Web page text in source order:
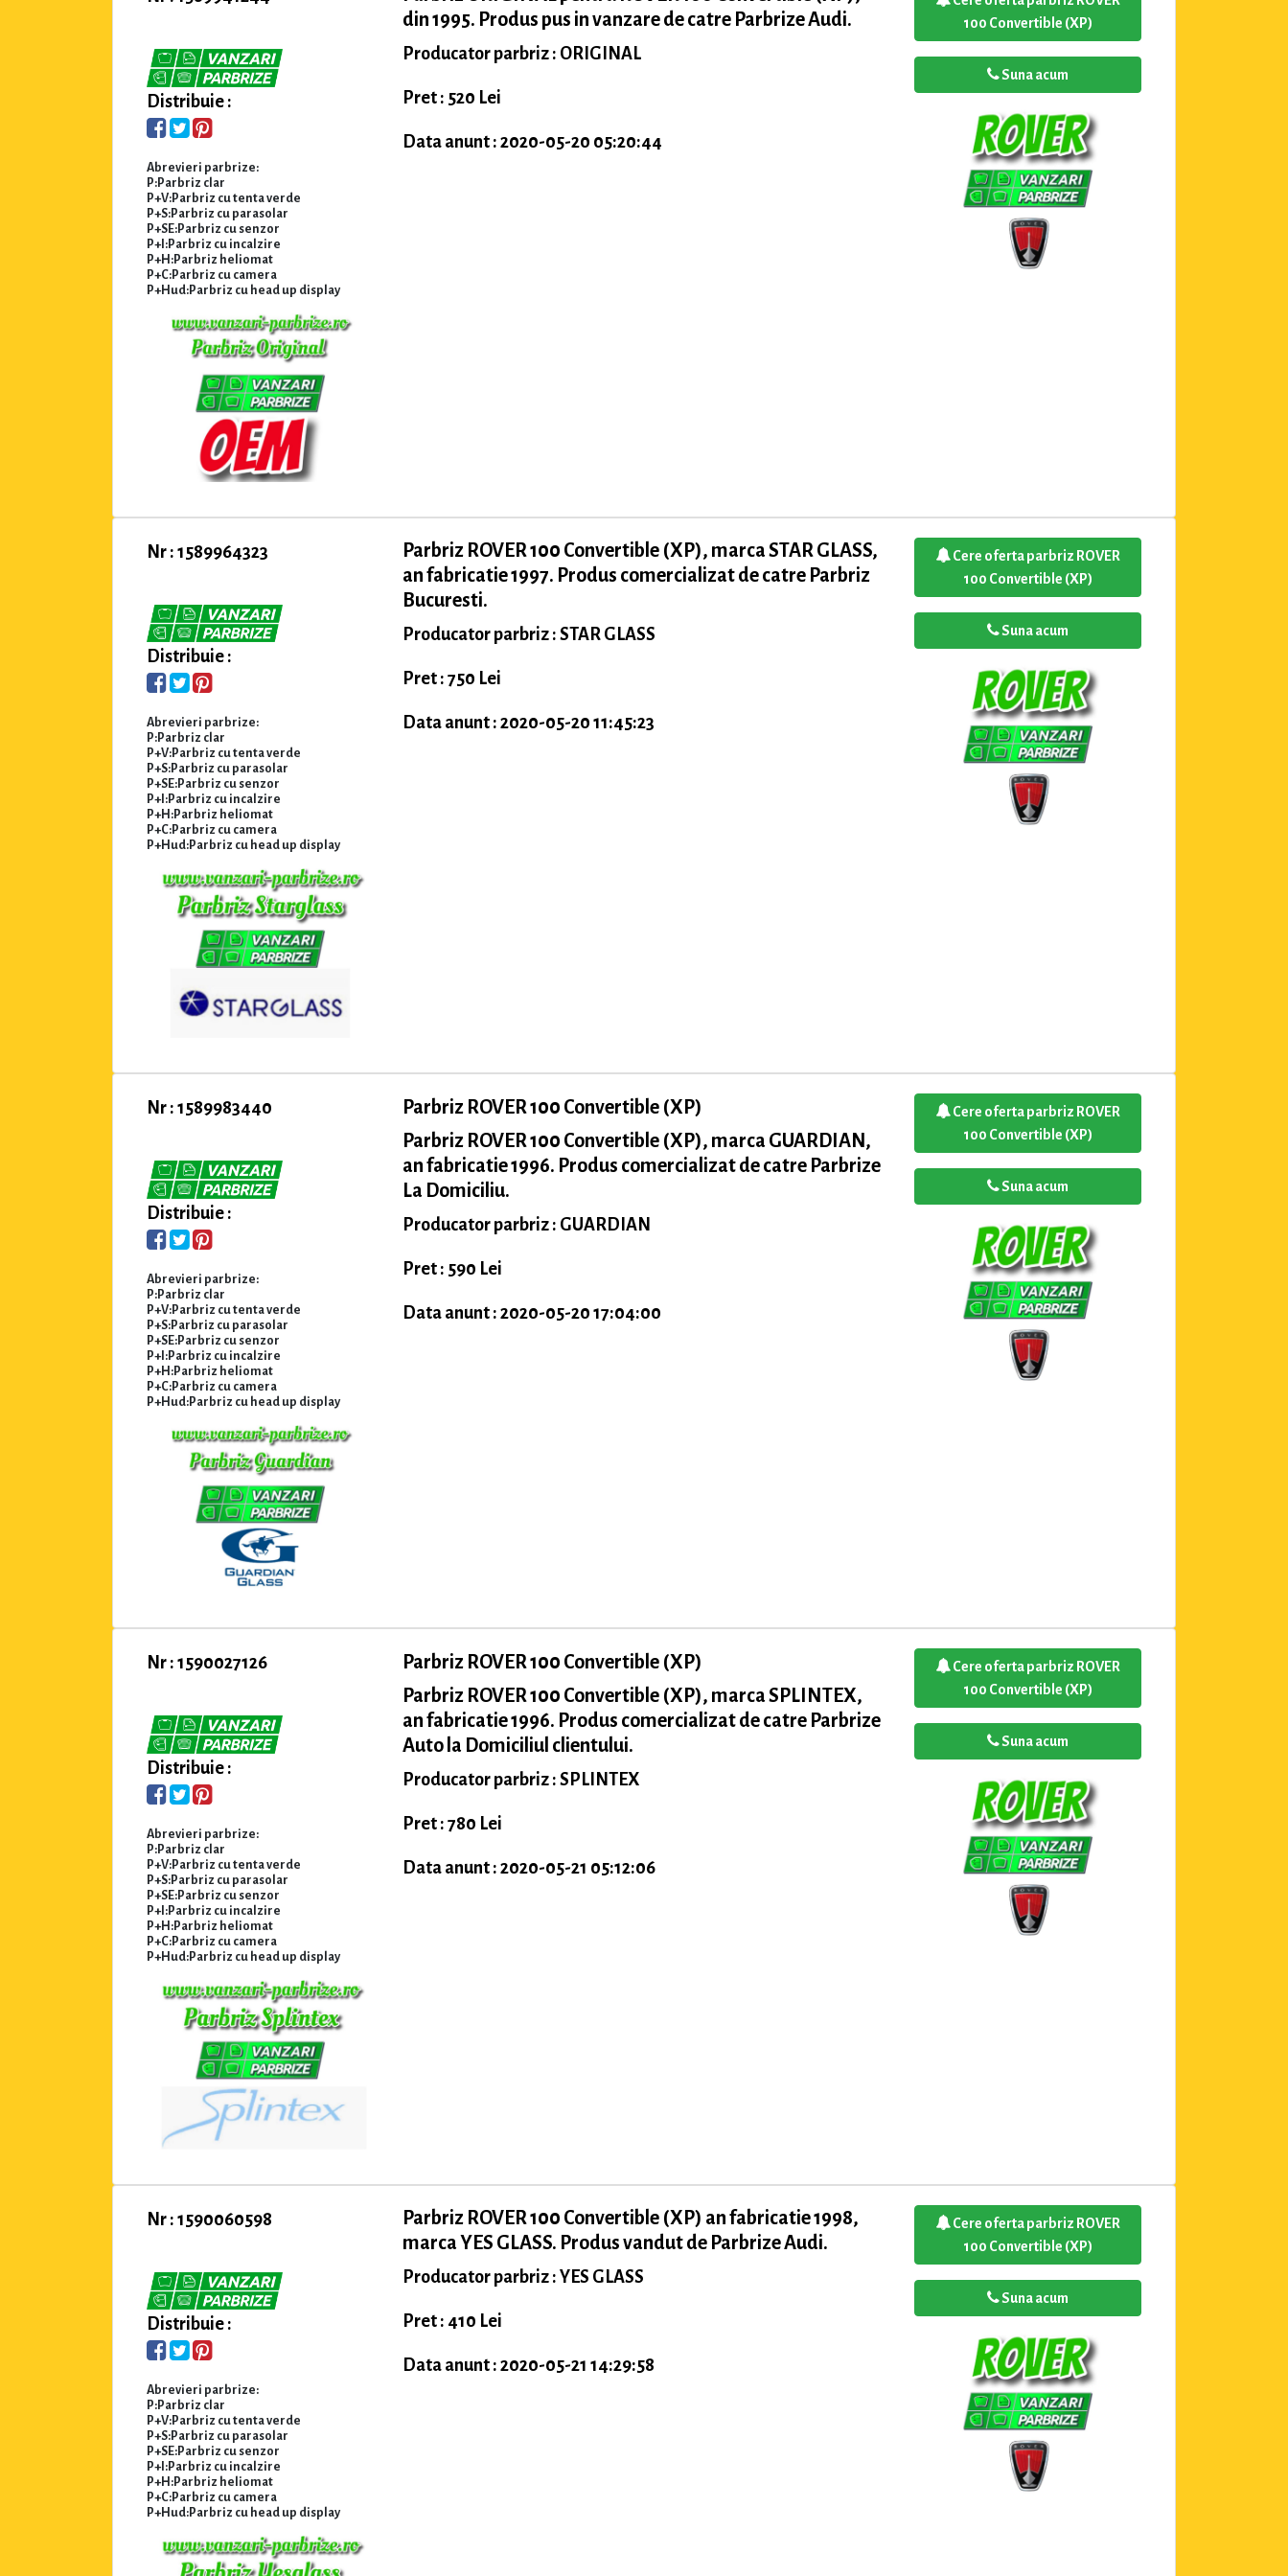
Distribuie :
Abrevieri parbrize:
P:Parbriz clar
P+V:Parbriz cu tenta verde
P+S:Parbriz cu parasolar
P+SE:Parbriz cu senzor
P+I:Parbriz cu incalzire
P+H:Parbriz heliomat
P+C:Parbriz cu camera
P+Hud:Parbriz cu head up display
din 1995. Produs pus in vanzare de catre Parbrize Audi.
Producator parbriz : ORIGINAL
Pret : 520 Lei
Data anunt : 2020-05-20 05:20:44
100 Convertible (XP)
Suna acum
Nr : 1589964323
Distribuie :
Abrevieri parbrize:
P:Parbriz clar
P+V:Parbriz cu tenta verde
P+S:Parbriz cu parasolar
P+SE:Parbriz cu senzor
P+I:Parbriz cu incalzire
P+H:Parbriz heliomat
P+C:Parbriz cu camera
P+Hud:Parbriz cu head up display
Parbriz ROVER 100 Convertible (XP), marca STAR GLASS,
an fabricatie 1997. Produs comercializat de catre Parbriz
Bucuresti.
Producator parbriz : STAR GLASS
Pret : 750 Lei
Data anunt : 2020-05-20 11:45:23
Cere oferta parbriz ROVER
100 Convertible (XP)
Suna acum
Nr : 1589983440
Distribuie :
Abrevieri parbrize:
P:Parbriz clar
P+V:Parbriz cu tenta verde
P+S:Parbriz cu parasolar
P+SE:Parbriz cu senzor
P+I:Parbriz cu incalzire
P+H:Parbriz heliomat
P+C:Parbriz cu camera
P+Hud:Parbriz cu head up display
Parbriz ROVER 100 Convertible (XP)
Parbriz ROVER 100 Convertible (XP), marca GUARDIAN,
an fabricatie 1996. Produs comercializat de catre Parbrize
La Domiciliu.
Producator parbriz : GUARDIAN
Pret : 590 Lei
Data anunt : 2020-05-20 17:04:00
Cere oferta parbriz ROVER
100 Convertible (XP)
Suna acum
Nr : 1590027126
Distribuie :
Abrevieri parbrize:
P:Parbriz clar
P+V:Parbriz cu tenta verde
P+S:Parbriz cu parasolar
P+SE:Parbriz cu senzor
P+I:Parbriz cu incalzire
P+H:Parbriz heliomat
P+C:Parbriz cu camera
P+Hud:Parbriz cu head up display
Parbriz ROVER 100 Convertible (XP)
Parbriz ROVER 100 Convertible (XP), marca SPLINTEX,
an fabricatie 1996. Produs comercializat de catre Parbrize
Auto la Domiciliul clientului.
Producator parbriz : SPLINTEX
Pret : 780 Lei
Data anunt : 2020-05-21 05:12:06
Cere oferta parbriz ROVER
100 Convertible (XP)
Suna acum
Nr : 1590060598
Distribuie :
Abrevieri parbrize:
P:Parbriz clar
P+V:Parbriz cu tenta verde
P+S:Parbriz cu parasolar
P+SE:Parbriz cu senzor
P+I:Parbriz cu incalzire
P+H:Parbriz heliomat
P+C:Parbriz cu camera
P+Hud:Parbriz cu head up display
Parbriz ROVER 100 Convertible (XP) an fabricatie 1998,
marca YES GLASS. Produs vandut de Parbrize Audi.
Producator parbriz : YES GLASS
Pret : 410 Lei
Data anunt : 2020-05-21 14:29:58
Cere oferta parbriz ROVER
100 Convertible (XP)
Suna acum